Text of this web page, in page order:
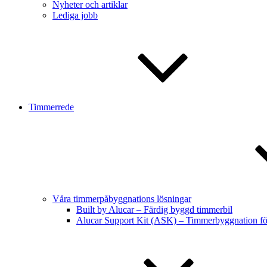
Nyheter och artiklar
Lediga jobb
Timmerrede
Våra timmerpåbyggnations lösningar
Built by Alucar – Färdig byggd timmerbil
Alucar Support Kit (ASK) – Timmerbyggnation